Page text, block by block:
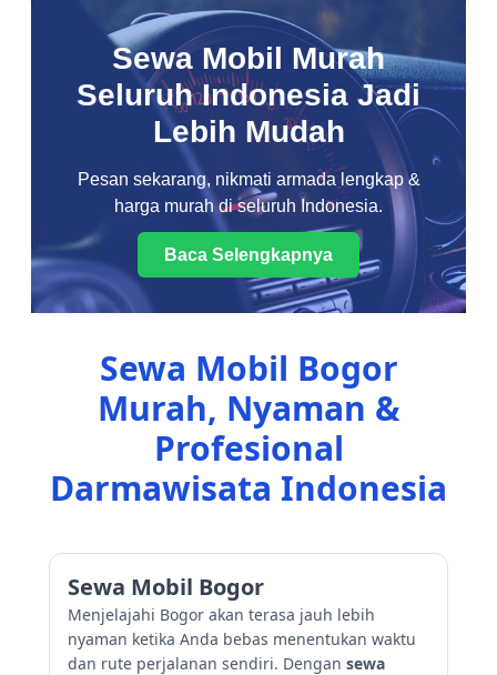
Sewa Mobil Murah
Seluruh Indonesia Jadi
Lebih Mudah
Pesan sekarang, nikmati armada lengkap &
harga murah di seluruh Indonesia.
Baca Selengkapnya
Sewa Mobil Bogor
Murah, Nyaman &
Profesional
Darmawisata Indonesia
Sewa Mobil Bogor
Menjelajahi Bogor akan terasa jauh lebih
nyaman ketika Anda bebas menentukan waktu
dan rute perjalanan sendiri. Dengan sewa